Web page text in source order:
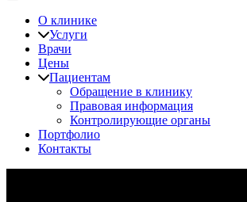
О клинике
Услуги
Врачи
Цены
Пациентам
Обращение в клинику
Правовая информация
Контролирующие органы
Портфолио
Контакты